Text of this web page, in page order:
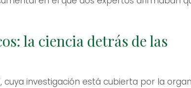
la ciencia detrás de las
cuya investigación está cubierta por la